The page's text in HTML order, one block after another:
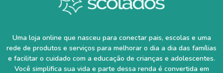
Uma loja online que nasceu para conectar pais, escolas e uma
rede de produtos e serviços para melhorar o dia a dia das famílias
e facilitar o cuidado com a educação de crianças e adolescentes.
Você simplifica sua vida e parte dessa renda é convertida em